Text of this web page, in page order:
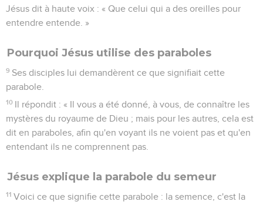
Jésus dit à haute voix : « Que celui qui a des oreilles pour
entendre entende. »
Pourquoi Jésus utilise des paraboles
9 Ses disciples lui demandèrent ce que signifiait cette
parabole.
10 Il répondit : « Il vous a été donné, à vous, de connaître les
mystères du royaume de Dieu ; mais pour les autres, cela est
dit en paraboles, afin qu'en voyant ils ne voient pas et qu'en
entendant ils ne comprennent pas.
Jésus explique la parabole du semeur
11 Voici ce que signifie cette parabole : la semence, c'est la